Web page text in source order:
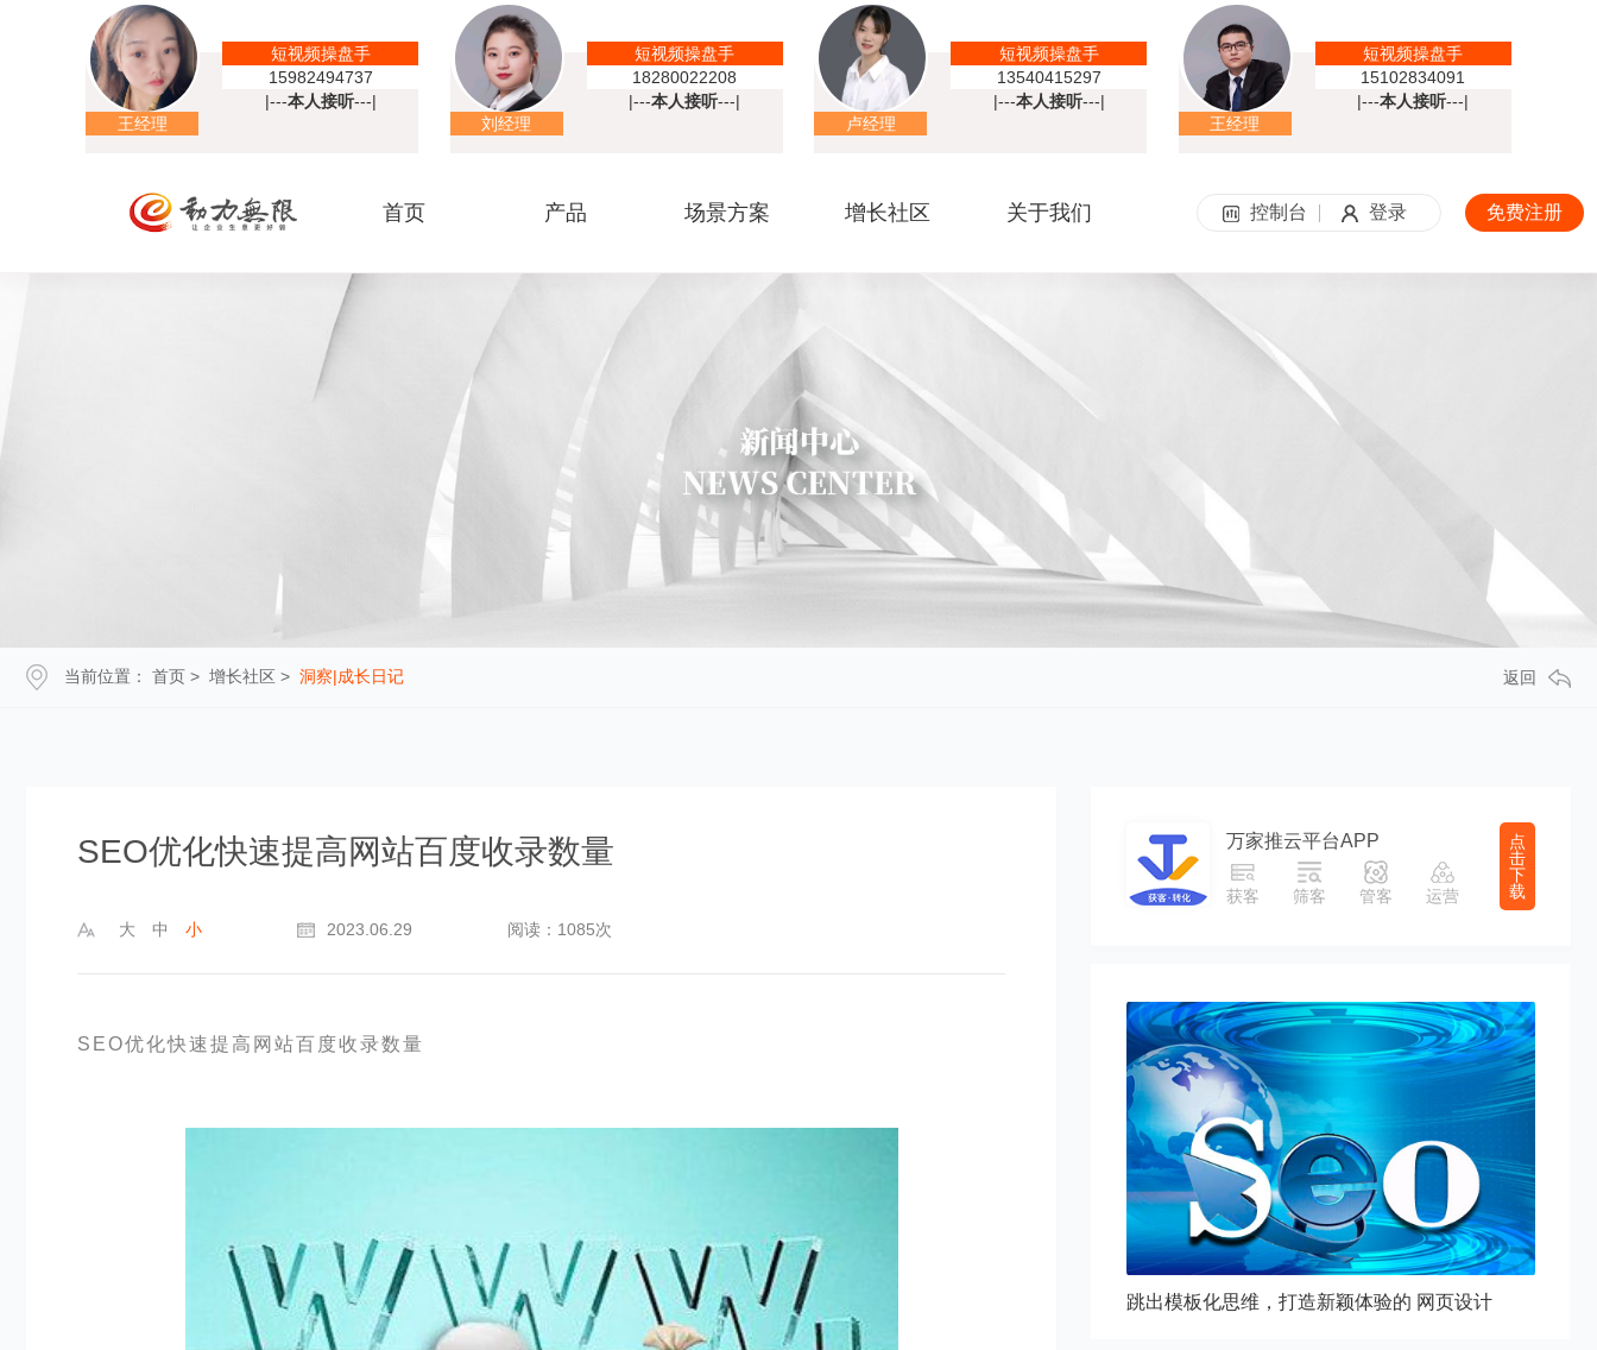
王经理
短视频操盘手
15982494737
|---本人接听---|
刘经理
短视频操盘手
18280022208
|---本人接听---|
卢经理
短视频操盘手
13540415297
|---本人接听---|
王经理
短视频操盘手
15102834091
|---本人接听---|
首页 产品 场景方案 增长社区 关于我们 控制台 登录 免费注册
当前位置： 首页 > 增长社区 > 洞察|成长日记 返回
SEO优化快速提高网站百度收录数量
大 中 小 2023.06.29 阅读：1085次
SEO优化快速提高网站百度收录数量
万家推云平台APP
获客 筛客 管客 运营
点
击
下
载
普通企业搭建网站，核心要抓住哪些实用要点？ 以新视角搭建线上浏览空间 跳出模板化思维，打造新颖体验的 网页设计